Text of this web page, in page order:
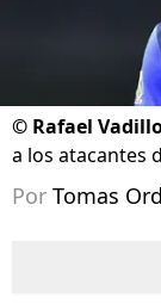
© Rafael
a los atacantes
Por Tomas